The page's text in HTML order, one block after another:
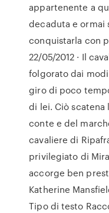
appartenente a
decaduta e ormai
conquistarla con
22/05/2012 · Il
folgorato dai
giro di poco
di lei. Ciò scatena
conte e del
cavaliere di
privilegiato di
accorge ben
Katherine
Tipo di testo